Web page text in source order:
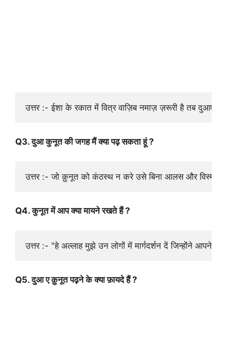
उत्तर :- ईशा के रकात में वित्र वाज़िब नमाज़ ज़रूरी है तब
Q3. दुआ कुनूत की जगह मैं क्या पढ़ सकता हूं ?
उत्तर :- जो क़ुनूत को कंठस्थ न करे उसे बिना आलस और विस्मृति के
Q4. कुनूत में आप क्या मायने रखते हैं ?
उत्तर :- "हे अल्लाह मुझे उन लोगों में मार्गदर्शन दें जिन्होंने आपने
Q5. दुआ ए क़ुनूत पढ़ने के क्या फ़ायदे हैं ?